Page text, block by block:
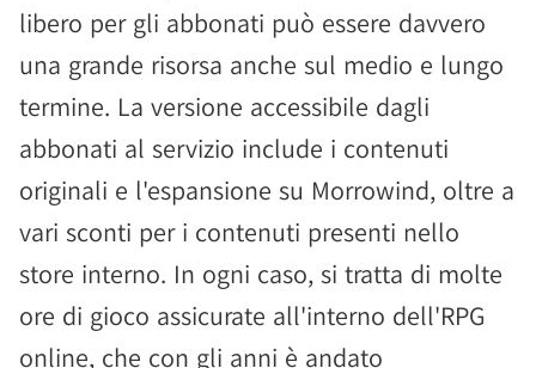
libero per gli abbonati può essere davvero
una grande risorsa anche sul medio e lungo
termine. La versione accessibile dagli
abbonati al servizio include i contenuti
originali e l'espansione su Morrowind, oltre a
vari sconti per i contenuti presenti nello
store interno. In ogni caso, si tratta di molte
ore di gioco assicurate all'interno dell'RPG
online, che con gli anni è andato